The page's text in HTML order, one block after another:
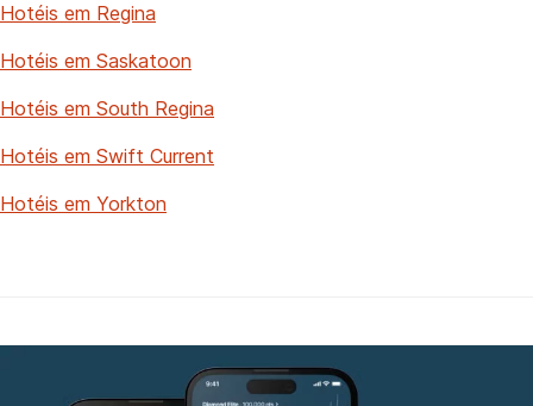
Hotéis em Regina
Hotéis em Saskatoon
Hotéis em South Regina
Hotéis em Swift Current
Hotéis em Yorkton